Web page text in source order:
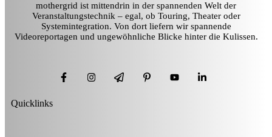
mothergrid ist mittendrin in der spannenden Welt der
Veranstaltungstechnik – egal, ob Touring, Theater oder
Systemintegration. Von dort liefern wir spannende
Videoreportagen und ungewöhnliche Blicke hinter die Kulissen.
Quicklinks